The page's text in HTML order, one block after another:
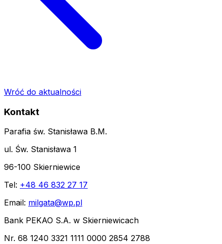
Wróć do aktualności
Kontakt
Parafia św. Stanisława B.M.
ul. Św. Stanisława 1
96-100 Skierniewice
Tel: +48 46 832 27 17
Email: milgata@wp.pl
Bank PEKAO S.A. w Skierniewicach
Nr. 68 1240 3321 1111 0000 2854 2788